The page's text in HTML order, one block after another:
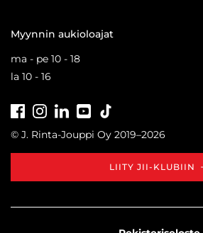
Myynnin aukioloajat
ma - pe 10 - 18
la 10 - 16
FacebookInstagramLinkedInYoutube
© J. Rinta-Jouppi Oy 2019–2026
LIITY JII-KLUBIIN